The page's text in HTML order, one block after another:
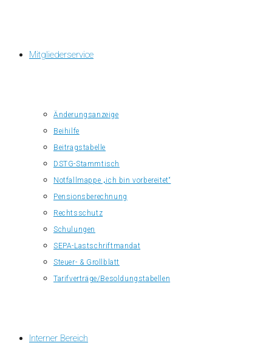
Mitgliederservice
Änderungsanzeige
Beihilfe
Beitragstabelle
DSTG-Stammtisch
Notfallmappe „ich bin vorbereitet“
Pensionsberechnung
Rechtsschutz
Schulungen
SEPA-Lastschriftmandat
Steuer- & Grollblatt
Tarifverträge/Besoldungstabellen
Interner Bereich